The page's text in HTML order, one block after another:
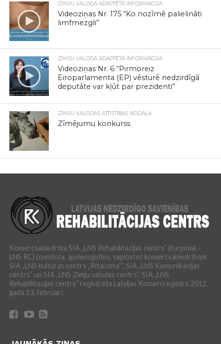
ZĪMJU VALODĀ ADAPTĒTĀ INFORMĀCIJA
Videoziņas Nr. 175 “Ko nozīmē palielināti
limfmezgli”
ZĪMJU VALODĀ ADAPTĒTĀ INFORMĀCIJA
Videoziņas Nr. 6 “Pirmoreiz
Eiroparlamenta (EP) vēsturē nedzirdīgā
deputāte var kļūt par prezidenti”
ZĪMJU VALODAS ATTĪSTĪBAS NODAĻA
Zīmējumu konkurss
Komercsabiedrība SIA „LNS Rehabilitācijas centrs” (turpmāk -
LNS RC) izveidota, apvienojoties, saplūstot komercsabiedrībām
SIA „LNS kultūras centrs „Rītausma””, SIA „LNS Komunikācijas
centrs” un SIA „LNS Zīmju valodas centrs”. SIA „LNS
Rehabilitācijas centrs” reģistrēta Latvijas Komercreģistrā 2012.
gada 23. februārī.